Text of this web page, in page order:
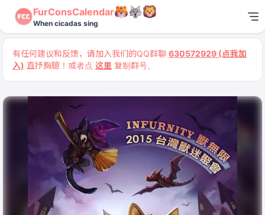
FurConsCalendar
When cicadas sing
有任何建议和反馈，请加入我们的QQ群聊 630572929 (点我加
入) 直抒胸臆！或者点 这里 复制群号。